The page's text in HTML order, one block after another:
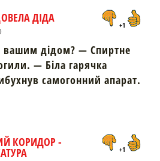
ДІДА
+1
дідом? — Спиртне
— Біла гарячка
самогонний апарат.
КОРИДОР -
+1